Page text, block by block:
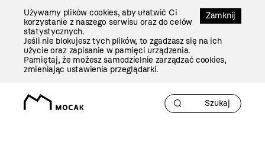
Zamknij
Używamy plików cookies, aby ułatwić Ci
korzystanie z naszego serwisu oraz do celów
statystycznych.
Jeśli nie blokujesz tych plików, to zgadzasz się na ich
użycie oraz zapisanie w pamięci urządzenia.
Pamiętaj, że możesz samodzielnie zarządzać cookies,
zmieniając ustawienia przeglądarki.